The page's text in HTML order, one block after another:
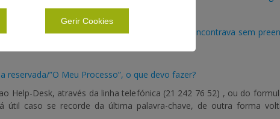
de e-mail como devo proceder?
campo referente ao endereço electrónico se encontrava sem
chave, porquê?
reservada/”O Meu Processo”, o que devo fazer?
Help-Desk, através da linha telefónica (21 242 76 52) , ou do
útil caso se recorde da última palavra-chave, de outra forma
Gerir Cookies